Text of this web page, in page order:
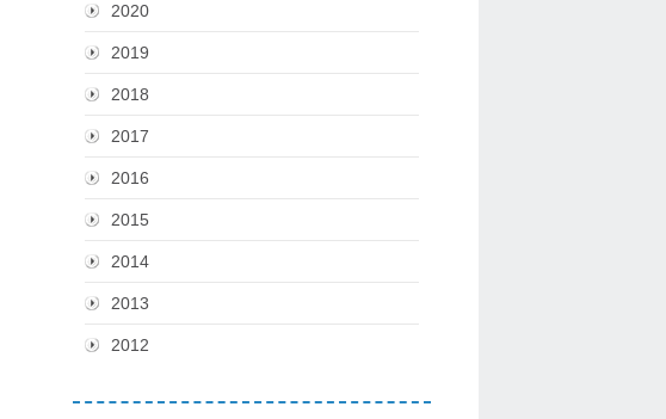
2020
2019
2018
2017
2016
2015
2014
2013
2012